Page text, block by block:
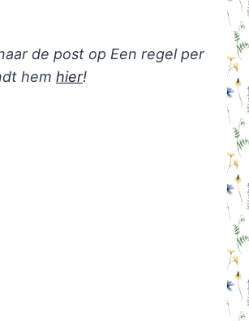
de post op Een regel per
hem hier!